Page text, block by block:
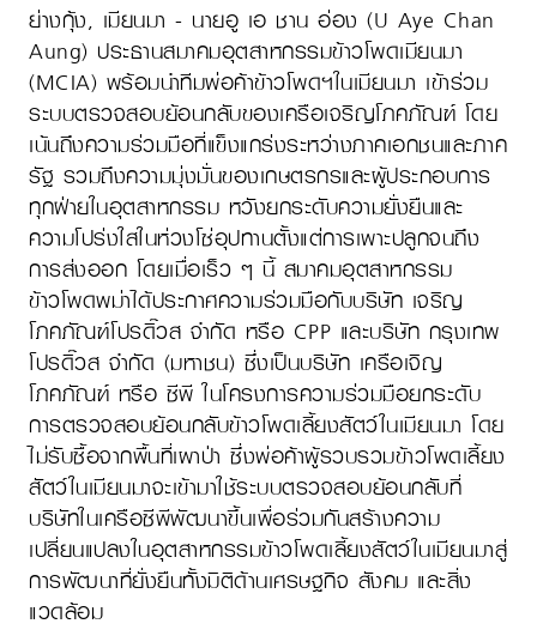
ย่างกุ้ง, เมียนมา - นายอู เอ ชาน อ่อง (U Aye Chan
Aung) ประธานสมาคมอุตสาหกรรมข้าวโพดเมียนมา
(MCIA) พร้อมนำทีมพ่อค้าข้าวโพดฯในเมียนมา เข้าร่วม
ระบบตรวจสอบย้อนกลับของเครือเจริญโภคภัณฑ์ โดย
เน้นถึงความร่วมมือที่แข็งแกร่งระหว่างภาคเอกชนและภาค
รัฐ รวมถึงความมุ่งมั่นของเกษตรกรและผู้ประกอบการ
ทุกฝ่ายในอุตสาหกรรม หวังยกระดับความยั่งยืนและ
ความโปร่งใสในห่วงโซ่อุปทานตั้งแต่การเพาะปลูกจนถึง
การส่งออก โดยเมื่อเร็ว ๆ นี้ สมาคมอุตสาหกรรม
ข้าวโพดพม่าได้ประกาศความร่วมมือกับบริษัท เจริญ
โภคภัณฑ์โปรดิ๊วส จำกัด หรือ CPP และบริษัท กรุงเทพ
โปรดิ๊วส จำกัด (มหาชน) ซึ่งเป็นบริษัท เครือเจิญ
โภคภัณฑ์ หรือ ซีพี ในโครงการความร่วมมือยกระดับ
การตรวจสอบย้อนกลับข้าวโพดเลี้ยงสัตว์ในเมียนมา โดย
ไม่รับซื้อจากพื้นที่เผาป่า ซึ่งพ่อค้าผู้รวบรวมข้าวโพดเลี้ยง
สัตว์ในเมียนมาจะเข้ามาใช้ระบบตรวจสอบย้อนกลับที่
บริษัทในเครือซีพีพัฒนาขึ้นเพื่อร่วมกันสร้างความ
เปลี่ยนแปลงในอุตสาหกรรมข้าวโพดเลี้ยงสัตว์ในเมียนมาสู่
การพัฒนาที่ยั่งยืนทั้งมิติด้านเศรษฐกิจ สังคม และสิ่ง
แวดล้อม